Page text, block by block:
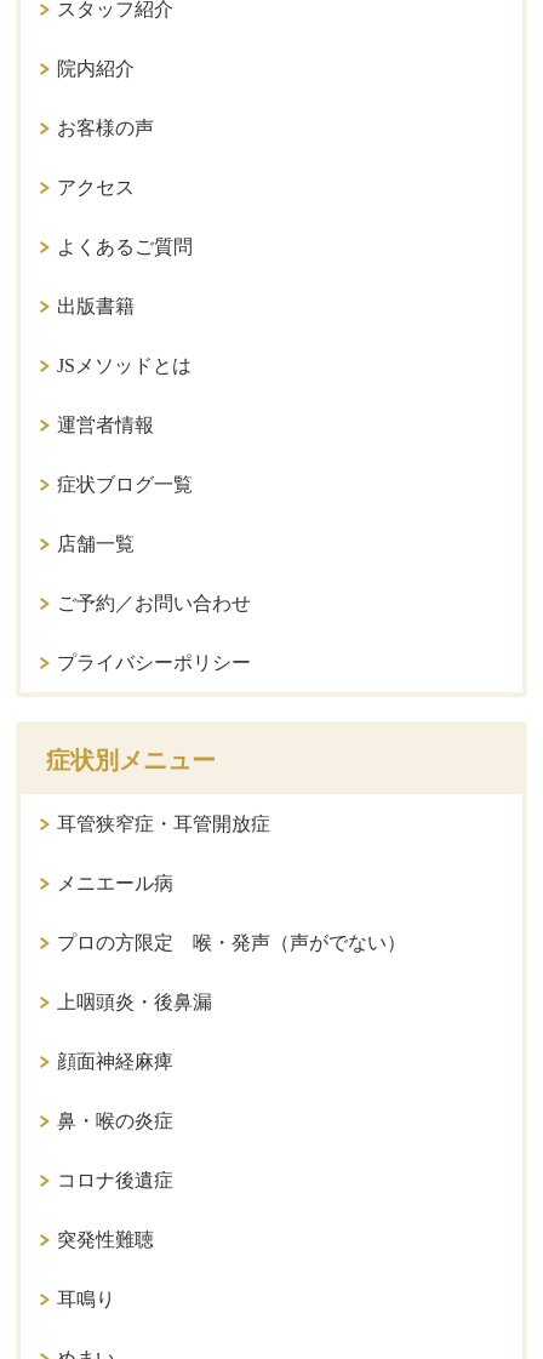
スタッフ紹介
院内紹介
お客様の声
アクセス
よくあるご質問
出版書籍
JSメソッドとは
運営者情報
症状ブログ一覧
店舗一覧
ご予約／お問い合わせ
プライバシーポリシー
症状別メニュー
耳管狭窄症・耳管開放症
メニエール病
プロの方限定 喉・発声（声がでない）
上咽頭炎・後鼻漏
顔面神経麻痺
鼻・喉の炎症
コロナ後遺症
突発性難聴
耳鳴り